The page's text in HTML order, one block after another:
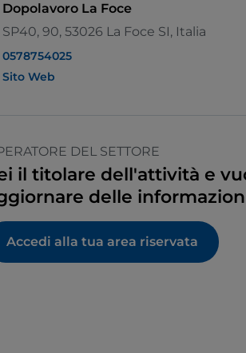
Dopolavoro La Foce
SP40, 90, 53026 La Foce SI, Italia
0578754025
Sito Web
DEL SETTORE
il titolare dell'attività e
delle
Accedi alla tua area riservata